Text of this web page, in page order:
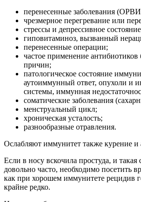
перенесенные заболевания
чрезмерное перегревание или
стрессы и депрессивное
гиповитаминоз, вызванный
перенесенные операции;
частое применение антибиотиков
причин;
патологическое состояние
аутоиммунный ответ, опухоли и
системы, иммунная
соматические заболевания
менструальный цикл;
хроническая усталость;
разнообразные отравления.
Ослабляют иммунитет также курение и
Если в носу вскочила простуда, и такая
довольно часто, необходимо посетить
как при хорошем иммунитете рецидив
крайне редко.